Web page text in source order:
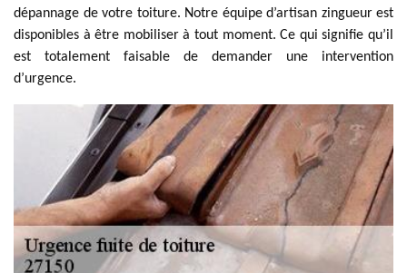
dépannage de votre toiture. Notre équipe d’artisan zingueur est
disponibles à être mobiliser à tout moment. Ce qui signifie qu’il
est totalement faisable de demander une intervention
d’urgence.